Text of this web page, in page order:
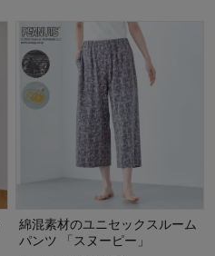
綿混素材のユニセックスルーム
パンツ 「スヌーピー」